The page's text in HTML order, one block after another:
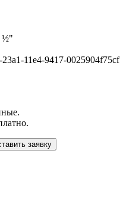
½"
23a1-11e4-9417-0025904f75cf
заявку